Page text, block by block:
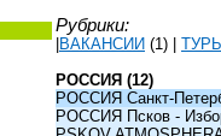
Рубрики:
ВАКАНСИИ (1)
РОССИЯ (12)
РОССИЯ Санкт-
РОССИЯ Псков -